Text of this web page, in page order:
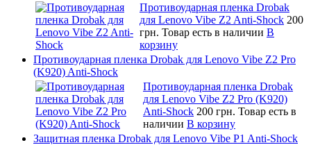
Противоударная пленка Drobak
для Lenovo Vibe Z2 Anti-Shock 200
грн. Товар есть в наличии В
корзину
Противоударная пленка Drobak для Lenovo Vibe Z2 Pro
(K920) Anti-Shock
Противоударная пленка Drobak
для Lenovo Vibe Z2 Pro (K920)
Anti-Shock 200 грн. Товар есть в
наличии В корзину
Защитная пленка Drobak для Lenovo Vibe P1 Anti-Shock